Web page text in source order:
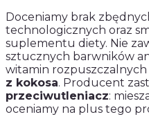
Doceniamy brak
technologicznych oraz
suplementu diety. Nie
sztucznych barwników
witamin rozpuszczalnych
z kokosa. Producent
przeciwutleniacz:
oceniamy na plus tego